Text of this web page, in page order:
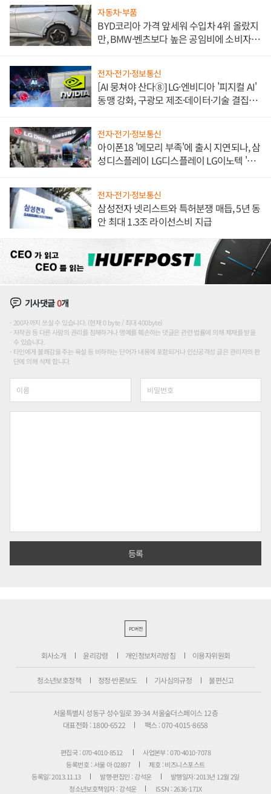
자동차·부품
BYD코리아 가격 앞세워 수입차 4위 올랐지
만, BMW·벤츠보다 높은 공임비에 소비자
전자·전기·정보통신
[AI 뭉쳐야 산다⑧] LG·엔비디아 '피지컬 AI'
동맹 강화, 구광모 제조·데이터·기술 결집
전자·전기·정보통신
아이폰18 '메모리 부족'에 출시 지연되나, 삼
성디스플레이 LG디스플레이 LG이노텍 '탈
전자·전기·정보통신
삼성전자 넷리스트와 특허분쟁 매듭, 5년 동
안 최대 1.3조 라이선스비 지급
기사댓글0개
200자까지 쓰실 수 있습니다. (현재 0 byte / 최대 400byte)
저작권 등 다른 사람의 권리를 침해하거나 명예를 훼손하는 댓글은 관련 법률에 의해 제재를 받을
수 있습니다.
타인에게 불쾌감을 주는 욕설 등 비하하는 단어가 내용에 포함되거나 인신공격성 글은 관리자의 판
단에 의해 삭제 합니다.
PC버전
회사소개 윤리강령 개인정보처리방침 이용자위원회
청소년보호정책 정정·반론보도 기사심의규정 불편신고
서울특별시 성동구 성수일로 39-34 서울숲더스페이스 12층
대표전화 : 1800-6522
팩스 : 070-4015-8658
편집국 : 070-4010-8512
사업본부 : 070-4010-7078
등록번호 : 서울 아 02897
제호 : 비즈니스포스트
등록일: 2013.11.13
발행·편집인 : 강석운
발행일자: 2013년 12월 2일
청소년보호책임자 : 강석운
ISSN : 2636-171X